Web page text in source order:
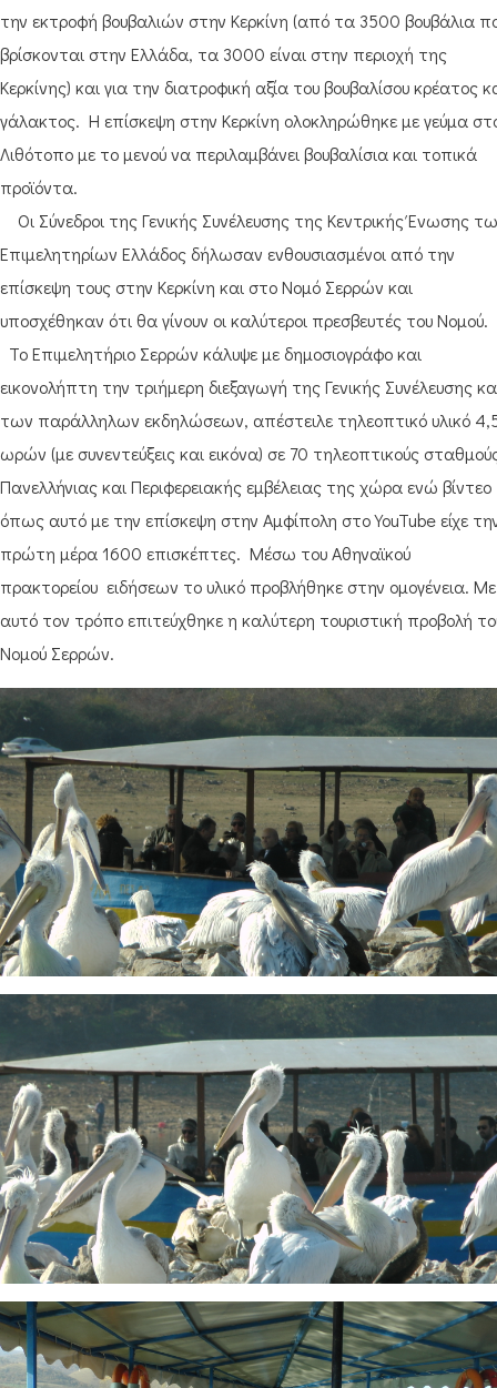
την εκτροφή βουβαλιών στην Κερκίνη (από τα 3500 βουβάλια
βρίσκονται στην Ελλάδα, τα 3000 είναι στην περιοχή της
Κερκίνης) και για την διατροφική αξία του βουβαλίσου κρέατος
γάλακτος. Η επίσκεψη στην Κερκίνη ολοκληρώθηκε με γεύμα
Λιθότοπο με το μενού να περιλαμβάνει βουβαλίσια και τοπικά
προϊόντα.
Οι Σύνεδροι της Γενικής Συνέλευσης της Κεντρικής Ένωσης
Επιμελητηρίων Ελλάδος δήλωσαν ενθουσιασμένοι από την
επίσκεψη τους στην Κερκίνη και στο Νομό Σερρών και
υποσχέθηκαν ότι θα γίνουν οι καλύτεροι πρεσβευτές του Νομού.
Το Επιμελητήριο Σερρών κάλυψε με δημοσιογράφο και
εικονολήπτη την τριήμερη διεξαγωγή της Γενικής Συνέλευσης
των παράλληλων εκδηλώσεων, απέστειλε τηλεοπτικό υλικό
ωρών (με συνεντεύξεις και εικόνα) σε 70 τηλεοπτικούς
Πανελλήνιας και Περιφερειακής εμβέλειας της χώρα ενώ βίντεο
όπως αυτό με την επίσκεψη στην Αμφίπολη στο YouTube είχε
πρώτη μέρα 1600 επισκέπτες. Μέσω του Αθηναϊκού
πρακτορείου ειδήσεων το υλικό προβλήθηκε στην ομογένεια. Με
αυτό τον τρόπο επιτεύχθηκε η καλύτερη τουριστική προβολή
Νομού Σερρών.